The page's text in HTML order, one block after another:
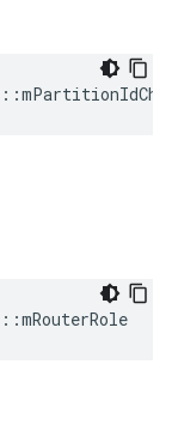
::
::mRouterRole